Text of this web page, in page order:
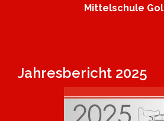
Mittelschule
Jahresbericht 2025